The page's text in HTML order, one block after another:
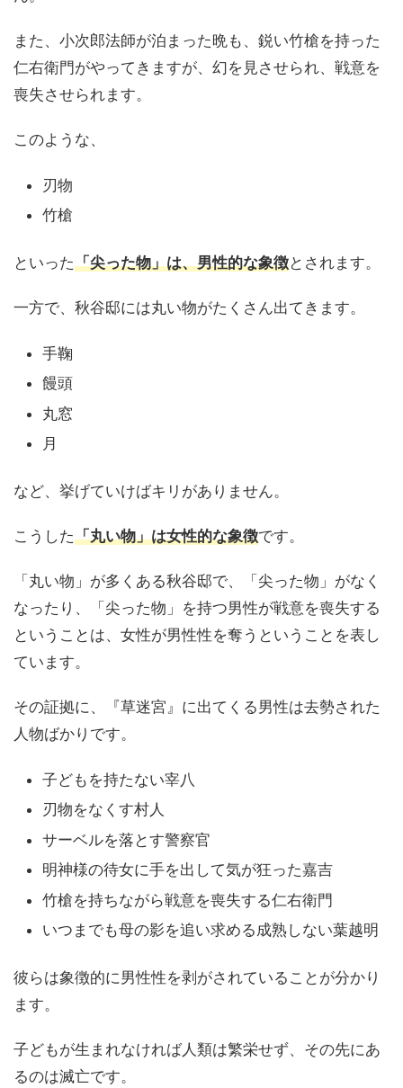
また、小次郎法師が泊まった晩も、鋭い竹槍を持った
仁右衛門がやってきますが、幻を見させられ、戦意を
喪失させられます。
このような、
刃物
竹槍
といった「尖った物」は、男性的な象徴とされます。
一方で、秋谷邸には丸い物がたくさん出てきます。
手鞠
饅頭
丸窓
月
など、挙げていけばキリがありません。
こうした「丸い物」は女性的な象徴です。
「丸い物」が多くある秋谷邸で、「尖った物」がなく
なったり、「尖った物」を持つ男性が戦意を喪失する
ということは、女性が男性性を奪うということを表し
ています。
その証拠に、『草迷宮』に出てくる男性は去勢された
人物ばかりです。
子どもを持たない宰八
刃物をなくす村人
サーベルを落とす警察官
明神様の待女に手を出して気が狂った嘉吉
竹槍を持ちながら戦意を喪失する仁右衛門
いつまでも母の影を追い求める成熟しない葉越明
彼らは象徴的に男性性を剥がされていることが分かり
ます。
子どもが生まれなければ人類は繁栄せず、その先にあ
るのは滅亡です。